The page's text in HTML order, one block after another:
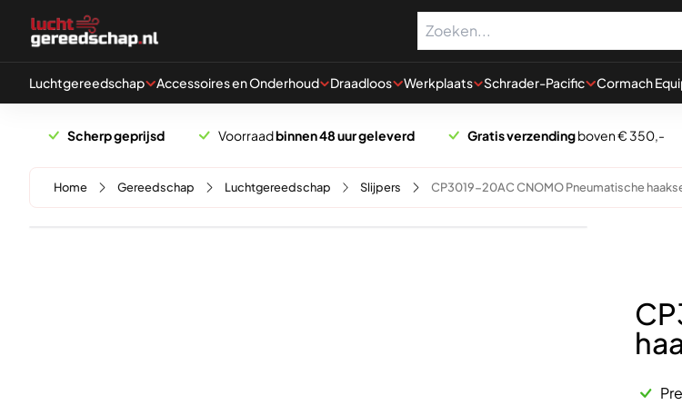
Luchtgereedschap Accessoires en Onderhoud Draadloos Werkplaats Schrader-Pacific Cormach
Scherp geprijsd Voorraadbinnen 48 uur geleverd Gratis verzendingboven € 350,-
Home Gereedschap Luchtgereedschap Slijpers CP3019-20AC CNOMO Pneumatische